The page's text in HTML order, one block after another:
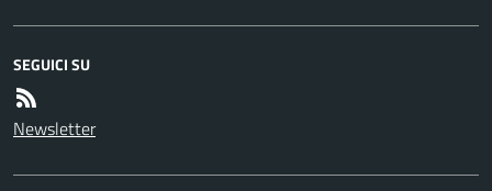
SEGUICI SU
Newsletter